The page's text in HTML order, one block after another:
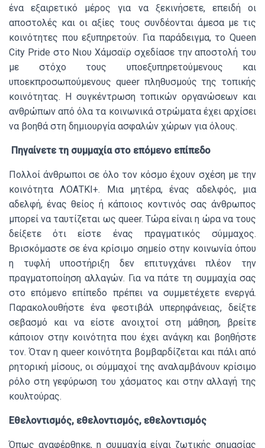
ένα εξαιρετικό μέρος για να ξεκινήσετε, επειδή οι
αποστολές και οι αξίες τους συνδέονται άμεσα με τις
κοινότητες που εξυπηρετούν. Για παράδειγμα, το Queen
City Pride στο Νιου Χάμσαϊρ σχεδίασε την αποστολή του
με στόχο τους υποεξυπηρετούμενους και
υποεκπροσωπούμενους queer πληθυσμούς της τοπικής
κοινότητας. Η συγκέντρωση τοπικών οργανώσεων και
ανθρώπων από όλα τα κοινωνικά στρώματα έχει αρχίσει
να βοηθά στη δημιουργία ασφαλών χώρων για όλους.
Πηγαίνετε τη συμμαχία στο επόμενο επίπεδο
Πολλοί άνθρωποι σε όλο τον κόσμο έχουν σχέση με την
κοινότητα ΛΟΑΤΚΙ+. Μια μητέρα, ένας αδελφός, μια
αδελφή, ένας θείος ή κάποιος κοντινός σας άνθρωπος
μπορεί να ταυτίζεται ως queer. Τώρα είναι η ώρα να τους
δείξετε ότι είστε ένας πραγματικός σύμμαχος.
Βρισκόμαστε σε ένα κρίσιμο σημείο στην κοινωνία όπου
η τυφλή υποστήριξη δεν επιτυγχάνει πλέον την
πραγματοποίηση αλλαγών. Για να πάτε τη συμμαχία σας
στο επόμενο επίπεδο πρέπει να συμμετέχετε ενεργά.
Παρακολουθήστε ένα φεστιβάλ υπερηφάνειας, δείξτε
σεβασμό και να είστε ανοιχτοί στη μάθηση, βρείτε
κάποιον στην κοινότητα που έχει ανάγκη και βοηθήστε
τον. Όταν η queer κοινότητα βομβαρδίζεται και πάλι από
ρητορική μίσους, οι σύμμαχοί της αναλαμβάνουν κρίσιμο
ρόλο στη γεφύρωση του χάσματος και στην αλλαγή της
κουλτούρας.
Εθελοντισμός, εθελοντισμός, εθελοντισμός
Όπως αναφέρθηκε, η συμμαχία είναι ζωτικής σημασίας